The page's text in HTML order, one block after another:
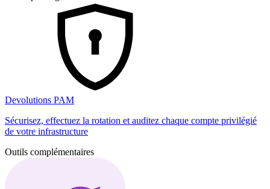
Devolutions PAM
Sécurisez, effectuez la rotation et auditez chaque compte privilégié
de votre infrastructure
Outils complémentaires